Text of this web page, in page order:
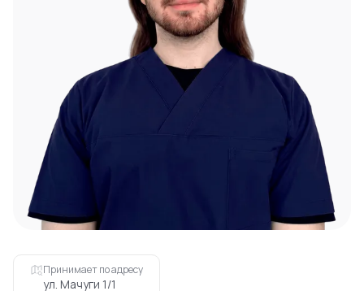
Принимает по адресу
ул. Мачуги 1/1